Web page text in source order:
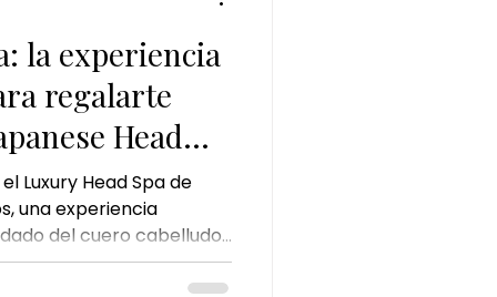
la experiencia
regalarte
Head
Luxury Head Spa de
una experiencia
del cuero cabelludo,
Conoce sus beneficios,
recomendado y por qué